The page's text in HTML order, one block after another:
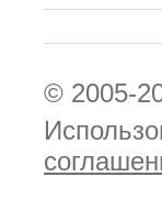
© 2005-